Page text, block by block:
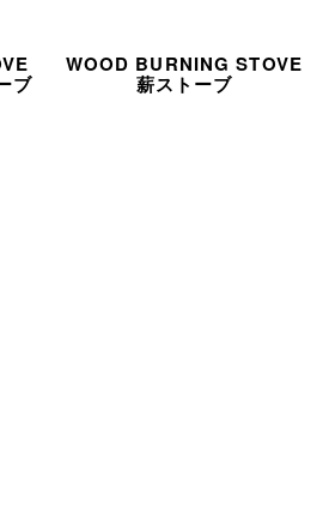
ブ
WOOD BURNING STOVE
薪ストーブ